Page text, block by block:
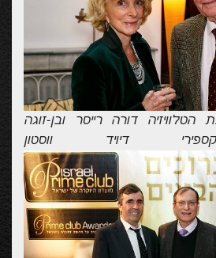
הטלוויזיה דורה רייסר ובן-זוגה
דיויד ווסטון